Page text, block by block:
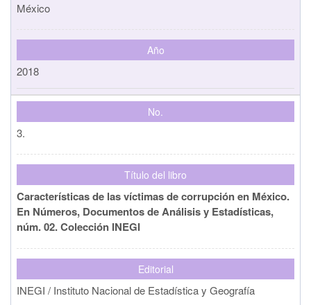
México
Año
2018
No.
3.
Título del libro
Características de las víctimas de corrupción en México.
En Números, Documentos de Análisis y Estadísticas,
núm. 02. Colección INEGI
Editorial
INEGI / Instituto Nacional de Estadística y Geografía